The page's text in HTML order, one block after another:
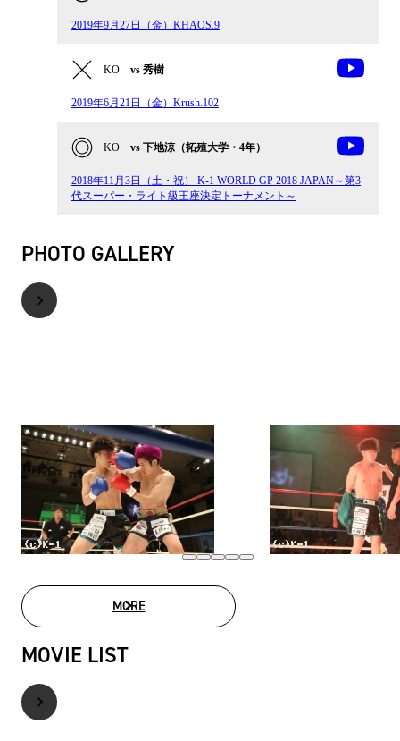
2019年9月27日（金）KHAOS.9
KO vs 秀樹
2019年6月21日（金）Krush.102
KO vs 下地涼（拓殖大学・4年）
2018年11月3日（土・祝） K-1 WORLD GP 2018 JAPAN～第3
代スーパー・ライト級王座決定トーナメント～
PHOTO GALLERY
MOREPHOTO GALLERY
MOVIE LIST